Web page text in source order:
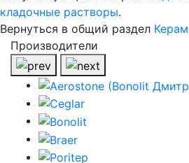
кладочные растворы.
Вернуться в общий раздел
Производители